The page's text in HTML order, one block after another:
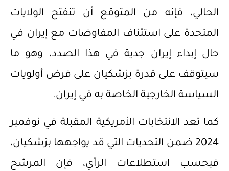
الحالي، فإنه من المتوقع أن تنفتح الولايات
المتحدة على استئناف المفاوضات مع إيران في
حال إبداء إيران جدية في هذا الصدد، وهو ما
سيتوقف على قدرة بزشكيان على فرض أولويات
السياسة الخارجية الخاصة به في إيران.
كما تعد الانتخابات الأمريكية المقبلة في نوفمبر
2024 ضمن التحديات التي قد يواجهها بزشكيان،
فبحسب استطلاعات الرأي، فإن المرشح